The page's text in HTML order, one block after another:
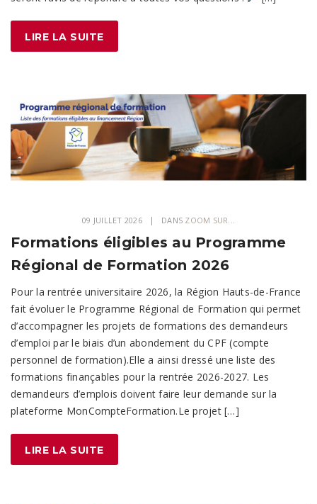
LIRE LA SUITE
09 JUILLET 2026 DANS ZOOM SUR...
Formations éligibles au Programme
Régional de Formation 2026
Pour la rentrée universitaire 2026, la Région Hauts-de-France
fait évoluer le Programme Régional de Formation qui permet
d’accompagner les projets de formations des demandeurs
d’emploi par le biais d’un abondement du CPF (compte
personnel de formation).Elle a ainsi dressé une liste des
formations finançables pour la rentrée 2026-2027. Les
demandeurs d’emplois doivent faire leur demande sur la
plateforme MonCompteFormation.Le projet […]
LIRE LA SUITE